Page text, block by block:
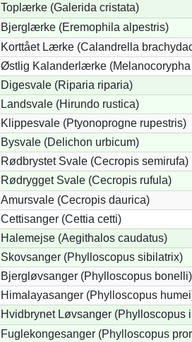
Toplærke (Galerida cristata)
Bjerglærke (Eremophila alpestris)
Korttået Lærke (Calandrella
Østlig Kalanderlærke (Melanocorypha
Digesvale (Riparia riparia)
Landsvale (Hirundo rustica)
Klippesvale (Ptyonoprogne rupestris)
Bysvale (Delichon urbicum)
Rødbrystet Svale (Cecropis semirufa)
Rødrygget Svale (Cecropis rufula)
Amursvale (Cecropis daurica)
Cettisanger (Cettia cetti)
Halemejse (Aegithalos caudatus)
Skovsanger (Phylloscopus sibilatrix)
Bjergløvsanger (Phylloscopus bonelli)
Himalayasanger (Phylloscopus
Hvidbrynet Løvsanger (Phylloscopus
Fuglekongesanger (Phylloscopus